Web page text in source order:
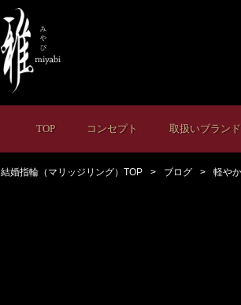
TOP コンセプト 取扱いブランド
結婚指輪（マリッジリング）TOP ブログ 軽や